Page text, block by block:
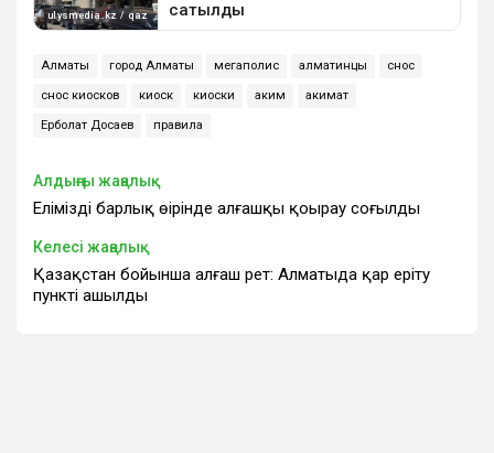
Алматы город Алматы мегаполис алматинцы снос
снос киосков киоск киоски аким акимат
Ерболат Досаев правила
Алдыңғы жаңалық
Еліміздің барлық өңірінде алғашқы қоңырау соғылды
Келесі жаңалық
Қазақстан бойынша алғаш рет: Алматыда қар еріту
пункті ашылды